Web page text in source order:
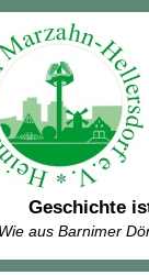
Geschichte
Wie aus Barnimer